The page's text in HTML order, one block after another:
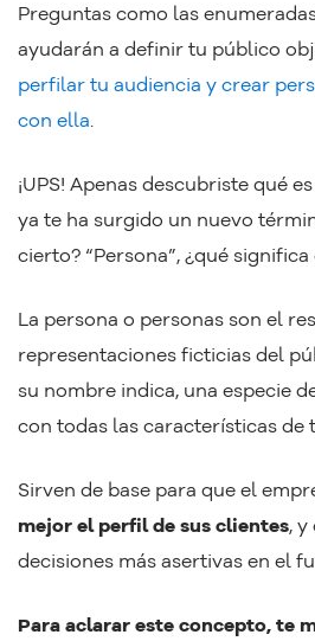
Preguntas como las
ayudarán a definir tu público
perfilar tu audiencia y crear
con ella
¡UPS! Apenas descubriste qué
ya te ha surgido un nuevo
cierto? “Persona”, ¿qué significa
La persona o personas son el
representaciones ficticias del
su nombre indica, una especie
con todas las características de
Sirven de base para que el
mejor el perfil de sus clientes,
decisiones más asertivas en el
Para aclarar este concepto, te